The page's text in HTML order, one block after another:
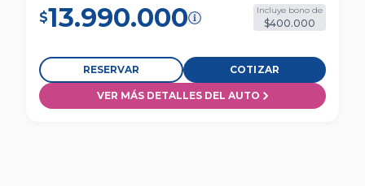
$13.990.000 Incluye bono de
$400.000
RESERVAR COTIZAR
VER MÁS DETALLES DEL AUTO